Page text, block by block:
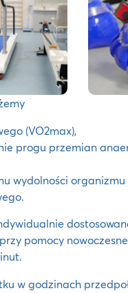
(VO2max),
progu przemian
wydolności
pomocy
w godzinach